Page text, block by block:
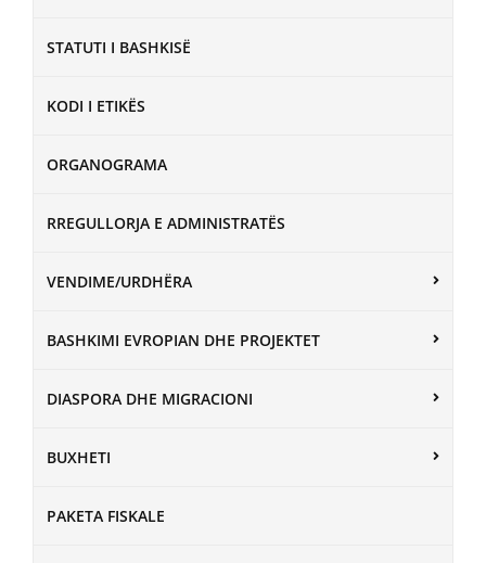
STATUTI I BASHKISË
KODI I ETIKËS
ORGANOGRAMA
RREGULLORJA E ADMINISTRATËS
VENDIME/URDHËRA
BASHKIMI EVROPIAN DHE PROJEKTET
DIASPORA DHE MIGRACIONI
BUXHETI
PAKETA FISKALE